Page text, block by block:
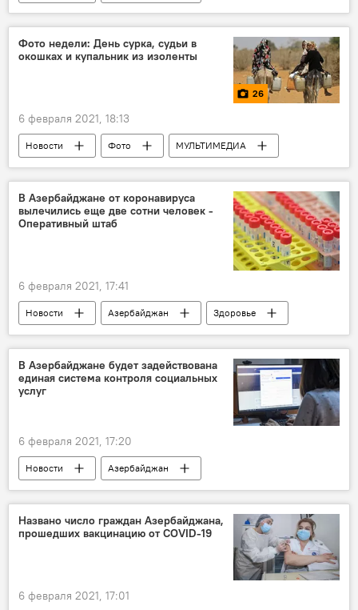
ТЕХНОЛОГИИ
ЖИЗНЬ
Карабах
Экономика
Министерство энергетики АР
Фото недели: День сурка, судьи в
окошках и купальник из изоленты
26
6 февраля 2021, 18:13
Новости Фото
МУЛЬТИМЕДИА
Новости мира
ЖИЗНЬ
неделя
купальник
В Азербайджане от коронавируса
вылечились еще две сотни человек -
Оперативный штаб
6 февраля 2021, 17:41
Новости Азербайджан
Здоровье
ЖИЗНЬ
Коронавирус
Статистика
Кабинет министров АР
В Азербайджане будет задействована
единая система контроля социальных
услуг
6 февраля 2021, 17:20
Новости
Азербайджан
ТЕХНОЛОГИИ
ЖИЗНЬ
Экономика
Названо число граждан Азербайджана,
прошедших вакцинацию от COVID-19
6 февраля 2021, 17:01